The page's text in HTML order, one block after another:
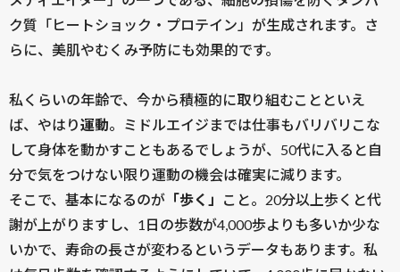
ク質「ヒートショック・プロテイン」が生成されます。さ
らに、美肌やむくみ予防にも効果的です。
私くらいの年齢で、今から積極的に取り組むことといえ
ば、やはり運動。ミドルエイジまでは仕事もバリバリこな
して身体を動かすこともあるでしょうが、50代に入ると自
分で気をつけない限り運動の機会は確実に減ります。
そこで、基本になるのが 「歩く」
こと。20分以上歩くと代
謝が上がりますし、1日の歩数が4,000歩よりも多いか少な
いかで、寿命の長さが変わるというデータもあります。私